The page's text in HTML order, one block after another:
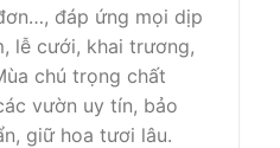
đáp ứng mọi dịp
lễ cưới, khai trương,
chú trọng chất
vườn uy tín, bảo
giữ hoa tươi lâu.